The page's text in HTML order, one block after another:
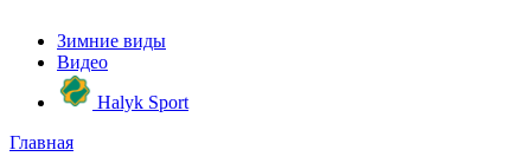
Зимние виды
Видео
Halyk Sport
Главная